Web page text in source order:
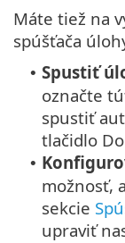
Máte tiež na
spúšťača
• Spustiť
označte
spustiť
tlačidlo
•
možnosť,
sekcie
upraviť